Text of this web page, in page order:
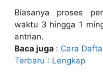
Biasanya proses
waktu 3 hingga 1
antrian.
Baca juga : Cara
Terbaru : Lengkap